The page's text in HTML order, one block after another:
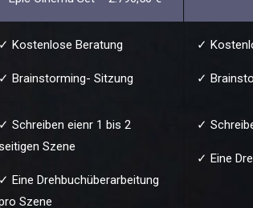
✓ Kostenlose Beratung
✓ Brainstorming- Sitzung
✓ Schreiben eienr 1 bis 2
Szene
✓ Eine Drehbuchüberarbeitung
Szene
✓
✓
✓
✓ Eine